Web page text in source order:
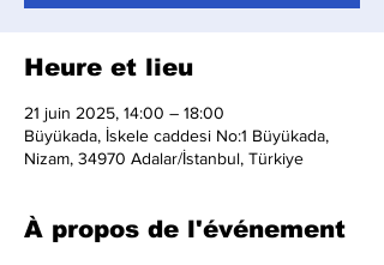
Heure et lieu
21 juin 2025, 14:00 – 18:00
Büyükada, İskele caddesi No:1 Büyükada,
Nizam, 34970 Adalar/İstanbul, Türkiye
À propos de l'événement